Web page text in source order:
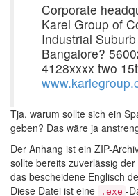
Corporate
Karel Group of
Industrial
Bangalore?
4128xxxx two
Tja, warum sollte sich ein
geben? Das wäre ja
Der Anhang ist ein ZIP-
sollte bereits zuverlässig
das bescheidene Englisch
Diese Datei ist eine
.exe -